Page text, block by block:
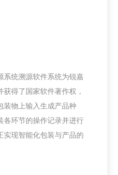
系统溯源软件系统为锐嘉
得了国家软件著作权，
装物上输入生成产品种
各环节的操作记录并进行
实现智能化包装与产品的